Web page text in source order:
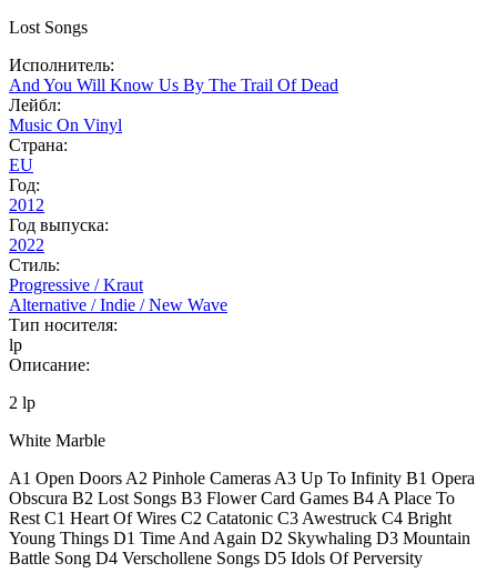
Lost Songs
Исполнитель:
And You Will Know Us By The Trail Of Dead
Лейбл:
Music On Vinyl
Страна:
EU
Год:
2012
Год выпуска:
2022
Стиль:
Progressive / Kraut
Alternative / Indie / New Wave
Тип носителя:
lp
Описание:
2 lp
White Marble
A1 Open Doors A2 Pinhole Cameras A3 Up To Infinity B1 Opera
Obscura B2 Lost Songs B3 Flower Card Games B4 A Place To
Rest C1 Heart Of Wires C2 Catatonic C3 Awestruck C4 Bright
Young Things D1 Time And Again D2 Skywhaling D3 Mountain
Battle Song D4 Verschollene Songs D5 Idols Of Perversity